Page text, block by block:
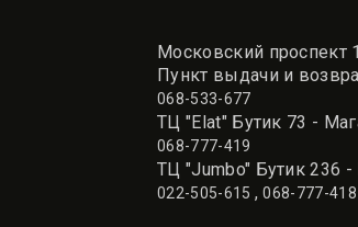
Московский проспект
Пункт выдачи и
068-533-677
ТЦ "Elat" Бутик 73 -
068-777-419
ТЦ "Jumbo" Бутик 236 -
022-505-615 ,068-777-418